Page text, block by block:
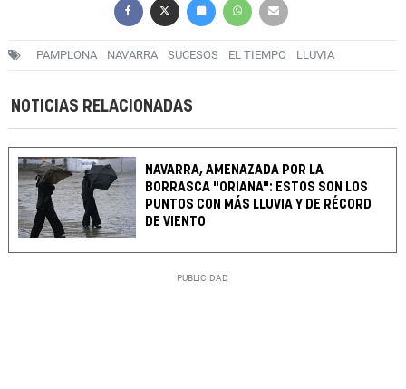
PAMPLONA NAVARRA SUCESOS EL TIEMPO LLUVIA
NOTICIAS RELACIONADAS
NAVARRA, AMENAZADA POR LA
BORRASCA "ORIANA": ESTOS SON LOS
PUNTOS CON MÁS LLUVIA Y DE RÉCORD
DE VIENTO